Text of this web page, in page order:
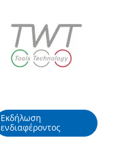
Εκδήλωση
ενδιαφέροντος